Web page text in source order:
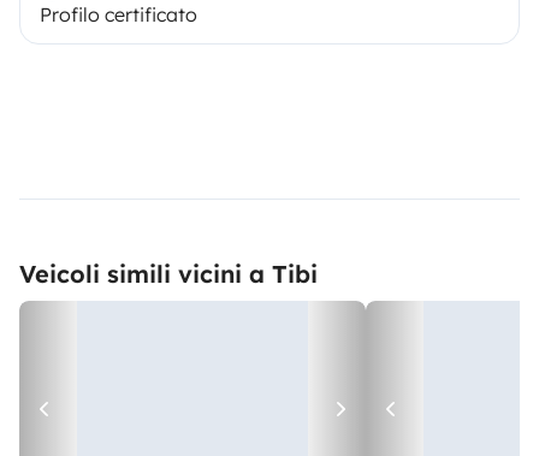
Profilo certificato
Veicoli simili vicini a Tibi